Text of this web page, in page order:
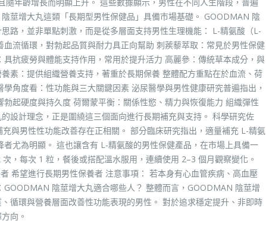
年齡增長而明顯上升。 這些數據顯示，男性在不同人生階段，普遍
莖增大丸這類「長期型男性保健品」具備市場基礎。 GOODMAN 陰
路，並非單點刺激，而是從多層面支持男性生理機能： L-精氨酸（L-
流循環，對勃起品質與耐力具正向幫助 刺蒺藜萃取：常見於男性保健
抗疲勞與體能支持作用，常用於提升活力 高麗參：傳統草本成分，與
素：提供組織營養支持，著重於長期保養 整體配方重點在於血流、荷
角度看：性功能與三大關鍵因素 泌尿醫學與男性健康研究普遍指出，
起硬度與持久度 荷爾蒙平衡：關係性慾、精力與恢復能力 組織彈性
設計理念，正是圍繞這三個面向進行長期補充與支持。 科學研究佐
與男性性功能改善存在正相關。 部分臨床研究指出，適量補充 L-精氨
尤為明顯。 這也讓含有 L-精氨酸的男性保健產品，在市場上具備一
，每次 1 粒，餐後或搭配溫水服用，連續使用 2–3 個月觀察變化。
希望進行長期男性保養者 注意事項： 若本身有心血管疾病、高血壓
陰莖增大丸適合哪些人？ 整體而言，GOODMAN 陰莖增
循環與營養層面改善性功能表現的男性。 對於追求穩定提升、非即時
向。